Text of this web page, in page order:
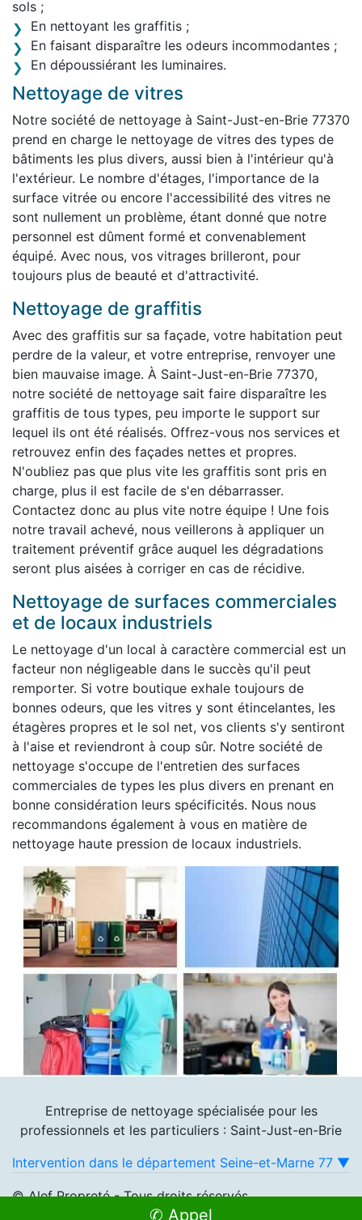
sols ;
En nettoyant les graffitis ;
En faisant disparaître les odeurs incommodantes ;
En dépoussiérant les luminaires.
Nettoyage de vitres
Notre société de nettoyage à Saint-Just-en-Brie 77370
prend en charge le nettoyage de vitres des types de
bâtiments les plus divers, aussi bien à l'intérieur qu'à
l'extérieur. Le nombre d'étages, l'importance de la
surface vitrée ou encore l'accessibilité des vitres ne
sont nullement un problème, étant donné que notre
personnel est dûment formé et convenablement
équipé. Avec nous, vos vitrages brilleront, pour
toujours plus de beauté et d'attractivité.
Nettoyage de graffitis
Avec des graffitis sur sa façade, votre habitation peut
perdre de la valeur, et votre entreprise, renvoyer une
bien mauvaise image. À Saint-Just-en-Brie 77370,
notre société de nettoyage sait faire disparaître les
graffitis de tous types, peu importe le support sur
lequel ils ont été réalisés. Offrez-vous nos services et
retrouvez enfin des façades nettes et propres.
N'oubliez pas que plus vite les graffitis sont pris en
charge, plus il est facile de s'en débarrasser.
Contactez donc au plus vite notre équipe ! Une fois
notre travail achevé, nous veillerons à appliquer un
traitement préventif grâce auquel les dégradations
seront plus aisées à corriger en cas de récidive.
Nettoyage de surfaces commerciales
et de locaux industriels
Le nettoyage d'un local à caractère commercial est un
facteur non négligeable dans le succès qu'il peut
remporter. Si votre boutique exhale toujours de
bonnes odeurs, que les vitres y sont étincelantes, les
étagères propres et le sol net, vos clients s'y sentiront
à l'aise et reviendront à coup sûr. Notre société de
nettoyage s'occupe de l'entretien des surfaces
commerciales de types les plus divers en prenant en
bonne considération leurs spécificités. Nous nous
recommandons également à vous en matière de
nettoyage haute pression de locaux industriels.
Entreprise de nettoyage spécialisée pour les
professionnels et les particuliers : Saint-Just-en-Brie
Intervention dans le département Seine-et-Marne 77 ▼
© Alef Propreté - Tous droits réservés
✆ Appel